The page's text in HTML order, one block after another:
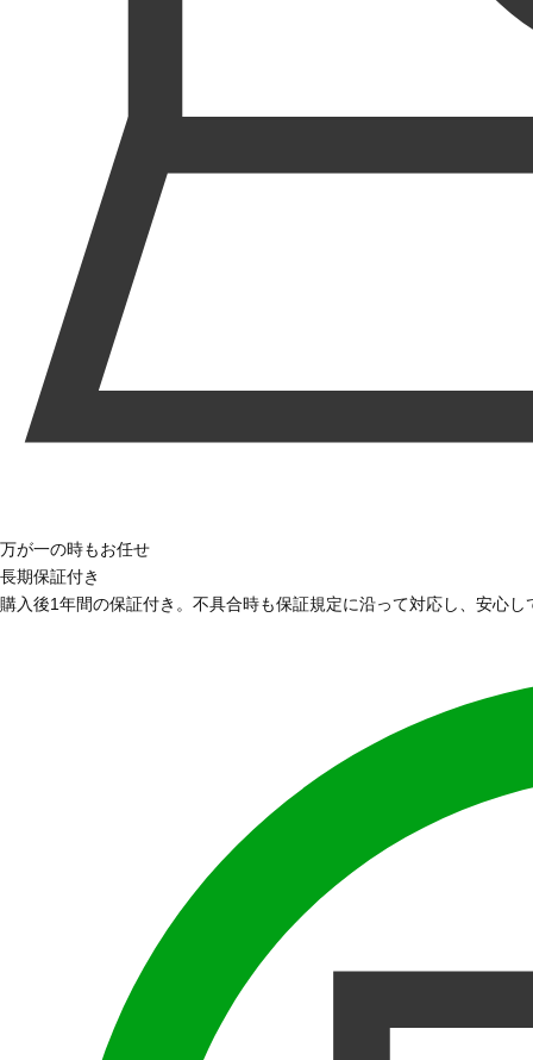
万が一の時もお任せ
長期保証付き
購入後1年間の保証付き。不具合時も保証規定に沿って対応し、安心